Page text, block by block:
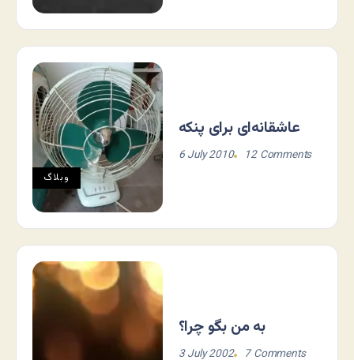
وبلاگ
عاشقانه‌ای برای پنکه
6 July 2010 12 Comments
به من بگو چرا؟
3 July 2002 7 Comments